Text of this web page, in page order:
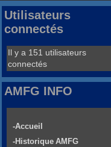
Utilisateurs
connectés
Il y a 151 utilisateurs
connectés
AMFG INFO
-Accueil
-Historique AMFG